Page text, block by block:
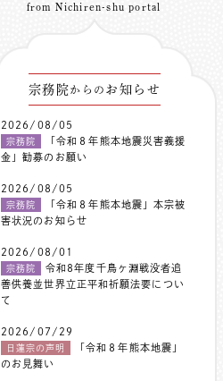
from Nichiren-shu portal
宗務院からの お知らせ
2026/08/05
宗務院
「令和８年熊本地震災害義援
金」勧募のお願い
2026/08/05
宗務院
「令和８年熊本地震」本宗被
害状況のお知らせ
2026/08/01
宗務院
令和8年度千鳥ヶ淵戦没者追
善供養並世界立正平和祈願法要につい
て
2026/07/29
日蓮宗の声明
「令和８年熊本地震」
のお見舞い